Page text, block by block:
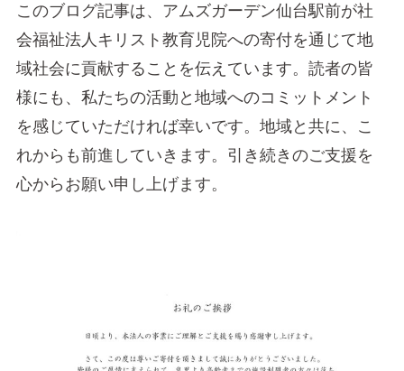
このブログ記事は、アムズガーデン仙台駅前が社
会福祉法人キリスト教育児院への寄付を通じて地
域社会に貢献することを伝えています。読者の皆
様にも、私たちの活動と地域へのコミットメント
を感じていただければ幸いです。地域と共に、こ
れからも前進していきます。引き続きのご支援を
心からお願い申し上げます。